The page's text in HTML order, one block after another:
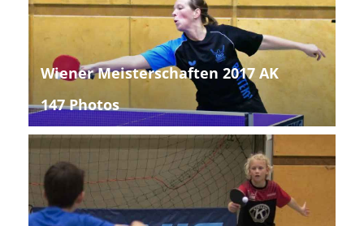
Wiener Meisterschaften 2017 AK
147 Photos